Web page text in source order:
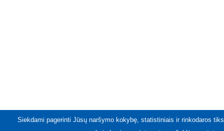
Siekdami pagerinti Jūsų naršymo kokybę, statistiniais ir rinkodaros